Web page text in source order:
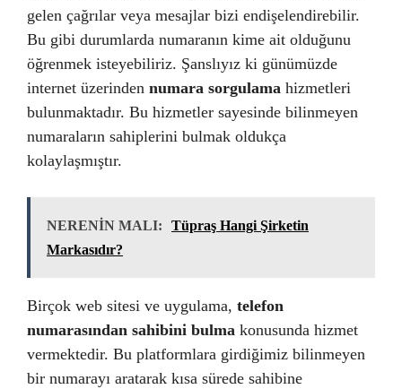
gelen çağrılar veya mesajlar bizi endişelendirebilir.
Bu gibi durumlarda numaranın kime ait olduğunu
öğrenmek isteyebiliriz. Şanslıyız ki günümüzde
internet üzerinden numara sorgulama hizmetleri
bulunmaktadır. Bu hizmetler sayesinde bilinmeyen
numaraların sahiplerini bulmak oldukça
kolaylaşmıştır.
NERENİN MALI:
Tüpraş Hangi Şirketin
Markasıdır?
Birçok web sitesi ve uygulama, telefon
numarasından sahibini bulma konusunda hizmet
vermektedir. Bu platformlara girdiğimiz bilinmeyen
bir numarayı aratarak kısa sürede sahibine